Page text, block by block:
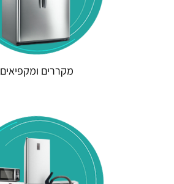
מקררים ומקפיאים